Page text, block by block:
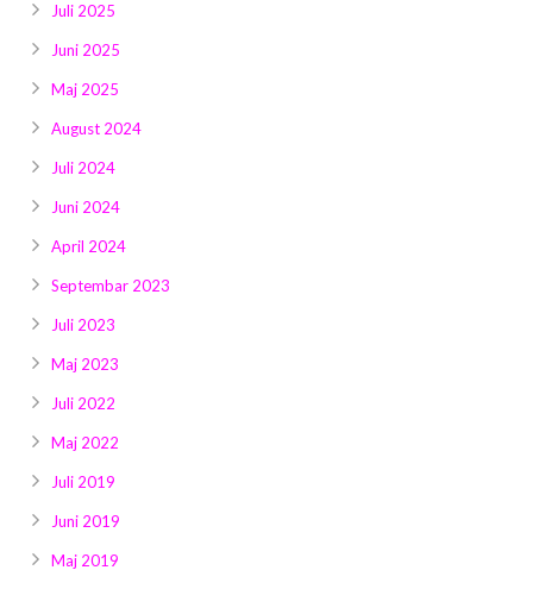
Juli 2025
Juni 2025
Maj 2025
August 2024
Juli 2024
Juni 2024
April 2024
Septembar 2023
Juli 2023
Maj 2023
Juli 2022
Maj 2022
Juli 2019
Juni 2019
Maj 2019